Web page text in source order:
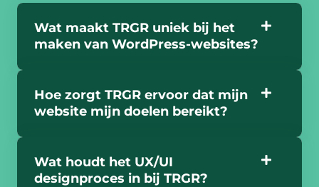
Wat maakt TRGR uniek bij het
maken van WordPress-websites?
Hoe zorgt TRGR ervoor dat mijn
website mijn doelen bereikt?
Wat houdt het UX/UI
designproces in bij TRGR?